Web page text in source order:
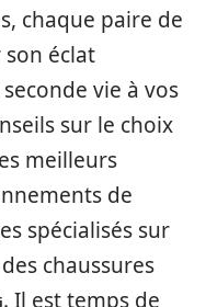
chaque paire de
éclat
vie à vos
sur le choix
meilleurs
de
spécialisés sur
chaussures
. Il est temps de